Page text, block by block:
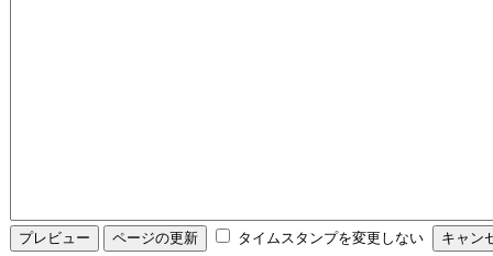
タイムスタンプを変更しない